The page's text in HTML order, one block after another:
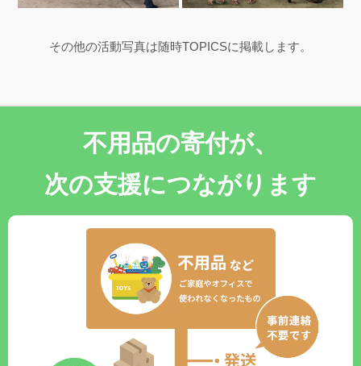
その他の活動写真は随時TOPICSに掲載します。
不用品の寄付が、
次の支援につながります